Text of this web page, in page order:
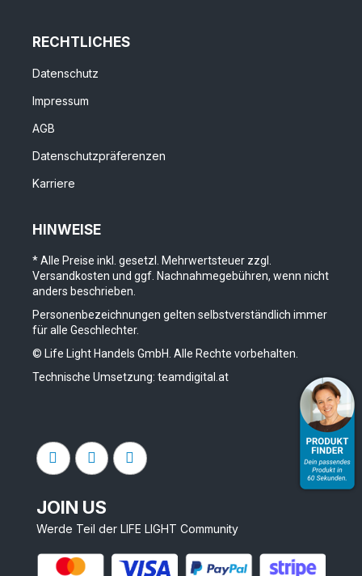
RECHTLICHES
Datenschutz
Impressum
AGB
Datenschutzpräferenzen
Karriere
HINWEISE
* Alle Preise inkl. gesetzl. Mehrwertsteuer zzgl.
Versandkosten und ggf. Nachnahmegebühren, wenn nicht
anders beschrieben.
Personenbezeichnungen gelten selbstverständlich immer
für alle Geschlechter.
© Life Light Handels GmbH. Alle Rechte vorbehalten.
Technische Umsetzung: teamdigital.at
JOIN US
Werde Teil der LIFE LIGHT Community